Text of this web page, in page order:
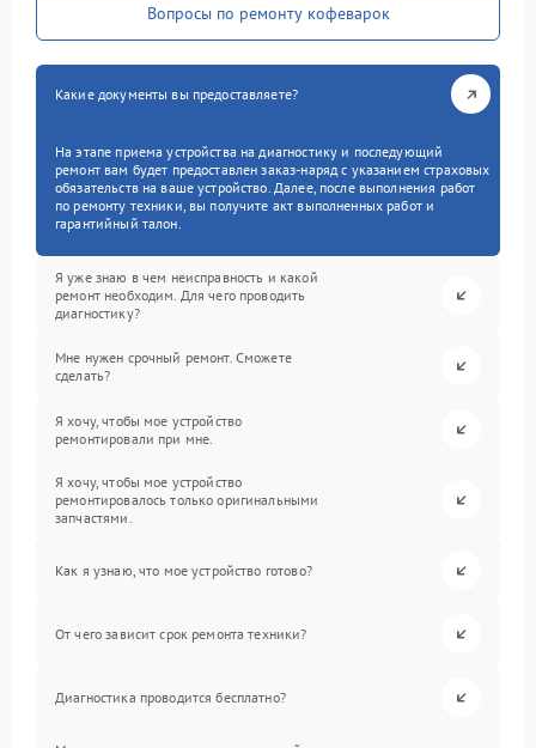
Вопросы по ремонту кофеварок
Какие документы вы предоставляете?
На этапе приема устройства на диагностику и последующий
ремонт вам будет предоставлен заказ-наряд с указанием страховых
обязательств на ваше устройство. Далее, после выполнения работ
по ремонту техники, вы получите акт выполненных работ и
гарантийный талон.
Я уже знаю в чем неисправность и какой
ремонт необходим. Для чего проводить
диагностику?
Мне нужен срочный ремонт. Сможете
сделать?
Я хочу, чтобы мое устройство
ремонтировали при мне.
Я хочу, чтобы мое устройство
ремонтировалось только оригинальными
запчастями.
Как я узнаю, что мое устройство готово?
От чего зависит срок ремонта техники?
Диагностика проводится бесплатно?